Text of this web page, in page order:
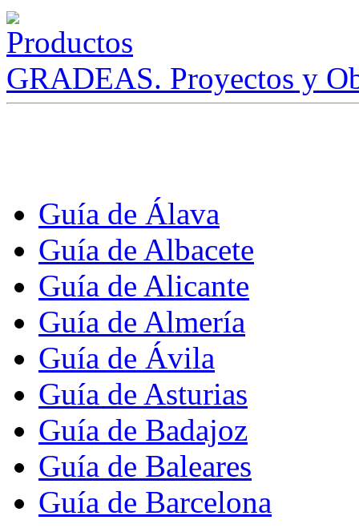
GRADEAS. Proyectos y
Guía de Álava
Guía de Albacete
Guía de Alicante
Guía de Almería
Guía de Ávila
Guía de Asturias
Guía de Badajoz
Guía de Baleares
Guía de Barcelona